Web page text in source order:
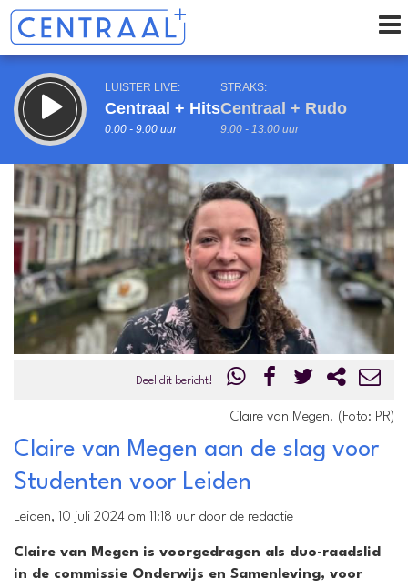
LUISTER LIVE:
Centraal + Hits
0.00 - 9.00 uur
STRAKS:
Centraal + Rudo
9.00 - 13.00 uur
Vorig uur uur 1 van 0 Volgend uur
Inklappen
Deel dit bericht!
Claire van Megen. (Foto: PR)
Claire van Megen aan de slag voor
Studenten voor Leiden
Leiden, 10 juli 2024 om 11:18 uur door de redactie
Claire van Megen is voorgedragen als duo-raadslid
in de commissie Onderwijs en Samenleving, voor